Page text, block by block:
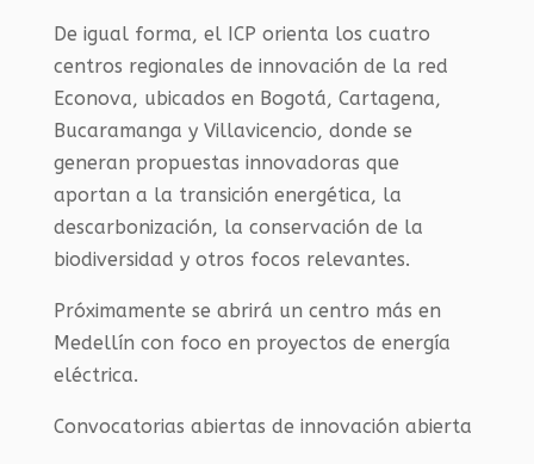
De igual forma, el ICP orienta los cuatro
centros regionales de innovación de la red
Econova, ubicados en Bogotá, Cartagena,
Bucaramanga y Villavicencio, donde se
generan propuestas innovadoras que
aportan a la transición energética, la
descarbonización, la conservación de la
biodiversidad y otros focos relevantes.
Próximamente se abrirá un centro más en
Medellín con foco en proyectos de energía
eléctrica.
Convocatorias abiertas de innovación abierta